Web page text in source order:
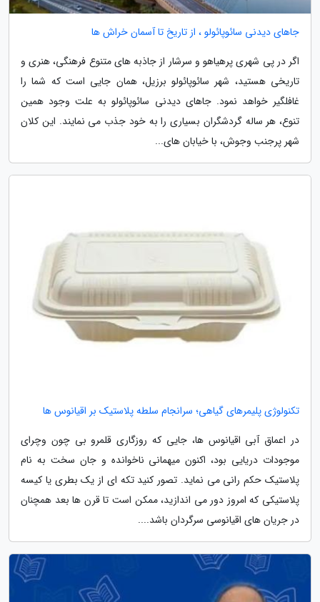
جاهای دیدنی سائوپائولو ، از تاریخ تا آسمان خراش ها
اگر در پی شهری پرهیاهو و سرشار از جاذبه های متنوع فرهنگی، هنری و
تاریخی هستید، شهر سائوپائولو برزیل، همان جایی است که شما را
غافلگیر خواهد نمود. جاهای دیدنی سائوپائولو به علت وجود همین
تنوع، هر ساله گردشگران بسیاری را به خود جذب می نمایند. این کلان
شهر پرجنب وجوش، با خیابان های...
تکنولوژی پلیمرهای گیاهی؛ سرانجام سلطه پلاستیک بر اقیانوس ها
در اعماق آبی اقیانوس ها، جایی که روزگاری قلمرو بی چون وچرای
موجودات دریایی بود، اکنون میهمانی ناخوانده و جان سخت به نام
پلاستیک حکم رانی می نماید. تصور کنید تکه ای از یک بطری یا کیسه
پلاستیکی که امروز دور می اندازید، ممکن است تا قرن ها بعد همچنان
در جریان های اقیانوسی سرگردان باشد....